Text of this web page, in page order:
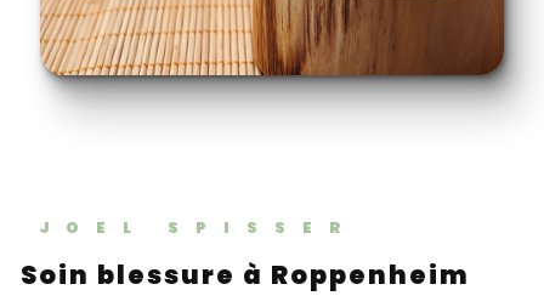
JOEL SPISSER
Soin blessure à Roppenheim